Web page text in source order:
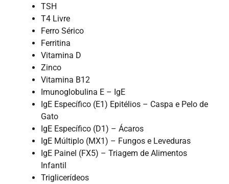
TSH
T4 Livre
Ferro Sérico
Ferritina
Vitamina D
Zinco
Vitamina B12
Imunoglobulina E – IgE
IgE Específico (E1) Epitélios – Caspa e Pelo de
Gato
IgE Específico (D1) – Ácaros
IgE Múltiplo (MX1) – Fungos e Leveduras
IgE Painel (FX5) – Triagem de Alimentos
Infantil
Triglicerídeos